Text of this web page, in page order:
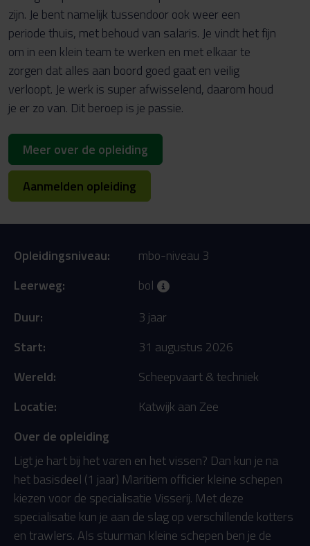
zijn. Je bent namelijk tussendoor ook weer een
periode thuis, met behoud van salaris. Je vindt het fijn
om in een klein team te werken en met elkaar te
zorgen dat alles aan boord goed gaat en veilig
verloopt. Je werk is super afwisselend, daarom houd
je er zo van. Dit beroep is je passie.
Meer over de opleiding
Aanmelden opleiding
Opleidingsniveau:
mbo-niveau 3
Leerweg:
bol
Duur:
3 jaar
Start:
31 augustus 2026
Wereld:
Scheepvaart & techniek
Locatie:
Katwijk aan Zee
Over de opleiding
Ligt je hart bij het varen en het vissen? Dan kun je na
het basisdeel (1 jaar) Maritiem officier kleine schepen
kiezen voor de specialisatie Visserij. Met deze
specialisatie kun je aan de slag op verschillende kotters
en trawlers. Als stuurman kleine schepen ben je de